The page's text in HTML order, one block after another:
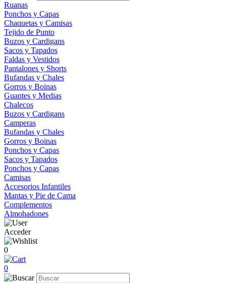
Ruanas
Ponchos y Capas
Chaquetas y Camisas
Tejido de Punto
Buzos y Cardigans
Sacos y Tapados
Faldas y Vestidos
Pantalones y Shorts
Bufandas y Chales
Gorros y Boinas
Guantes y Medias
Chalecos
Buzos y Cardigans
Camperas
Bufandas y Chales
Gorros y Boinas
Ponchos y Capas
Sacos y Tapados
Ponchos y Capas
Camisas
Accesorios Infantiles
Mantas y Pie de Cama
Complementos
Almohadones
Acceder
0
0